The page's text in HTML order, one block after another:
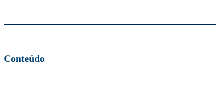
Conteúdo